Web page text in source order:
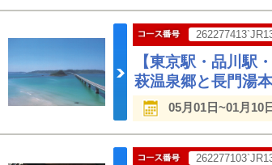
【東京駅・品川
萩温泉郷と長門湯
05月01日~01月10